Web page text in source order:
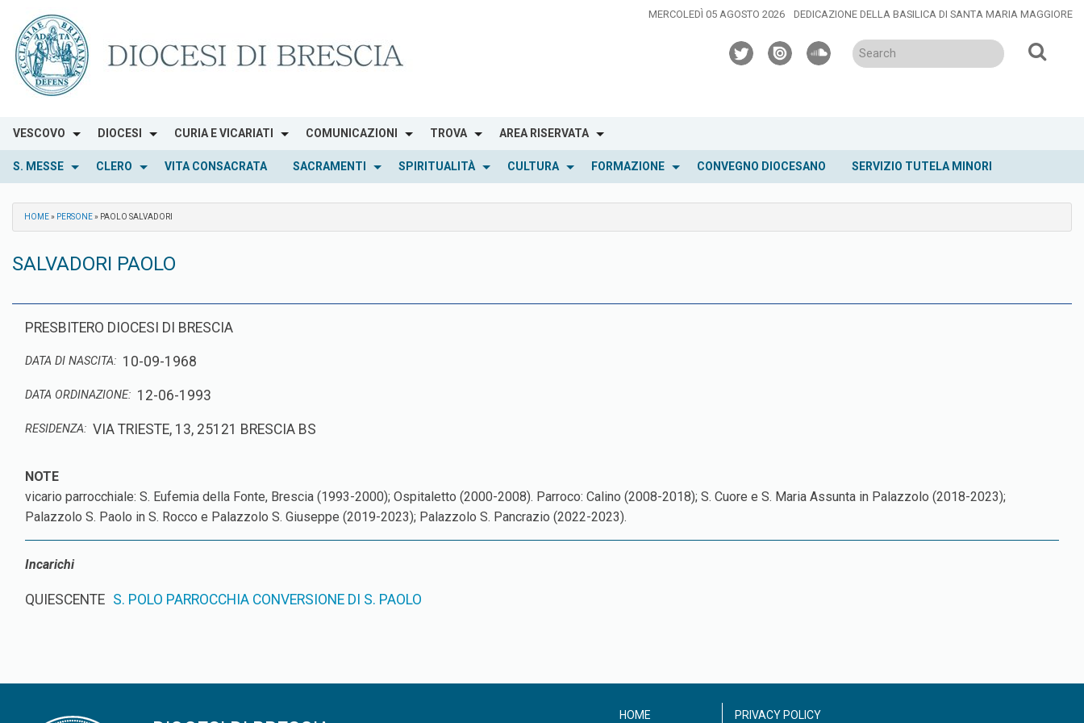
content
MERCOLEDÌ 05 AGOSTO 2026 DEDICAZIONE DELLA BASILICA DI SANTA MARIA MAGGIORE
twitterissuusoundcloud
VESCOVO DIOCESI CURIA E VICARIATI COMUNICAZIONI TROVA AREA RISERVATA
S. MESSE CLERO VITA CONSACRATA SACRAMENTI SPIRITUALITÀ CULTURA FORMAZIONE CONVEGNO DIOCESANO SERVIZIO TUTELA MINORI
HOME» PERSONE» PAOLO SALVADORI
SALVADORI PAOLO
PRESBITERO DIOCESI DI BRESCIA
DATA DI NASCITA: 10-09-1968
DATA ORDINAZIONE: 12-06-1993
RESIDENZA: VIA TRIESTE, 13, 25121 BRESCIA BS
vicario parrocchiale: S. Eufemia della Fonte, Brescia (1993-2000); Ospitaletto (2000-2008). Parroco: Calino (2008-2018); S. Cuore e S. Maria Assunta in Palazzolo (2018-2023);
Palazzolo S. Paolo in S. Rocco e Palazzolo S. Giuseppe (2019-2023); Palazzolo S. Pancrazio (2022-2023).
Incarichi
QUIESCENTE S. POLO PARROCCHIA CONVERSIONE DI S. PAOLO
HOME PRIVACY POLICY